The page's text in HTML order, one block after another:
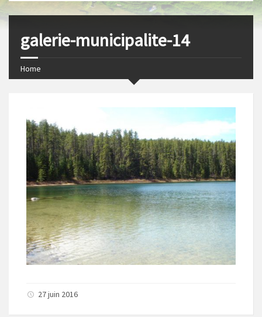
galerie-municipalite-14
Home
27 juin 2016